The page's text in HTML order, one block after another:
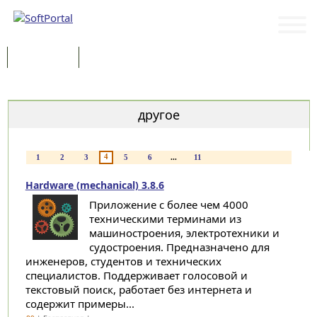
другое
1 2 3 4 5 6 ... 11
Hardware (mechanical) 3.8.6
Приложение с более чем 4000
техническими терминами из
машиностроения, электротехники и
судостроения. Предназначено для
инженеров, студентов и технических
специалистов. Поддерживает голосовой и
текстовый поиск, работает без интернета и
содержит примеры...